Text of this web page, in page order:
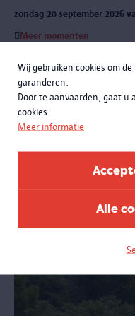
Wij gebruiken cookies om
garanderen.
Door te aanvaarden, gaat u
cookies.
Meer informatie
Alle
zondag 20 september 2026
Meer momenten
Een exclusieve rondleiding
Francken. Je leert niet
objecten kennen, maar komt
samenwerking met het